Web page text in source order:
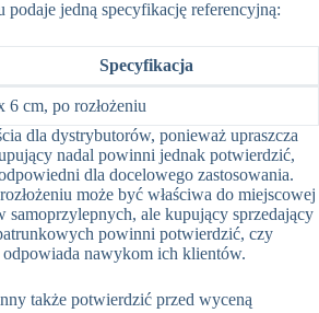
podaje jedną specyfikację referencyjną:
Specyfikacja
6 cm, po rozłożeniu
dla dystrybutorów, ponieważ upraszcza
nadal powinni jednak potwierdzić,
dla docelowego zastosowania.
może być właściwa do miejscowej
samoprzylepnych, ale kupujący sprzedający
powinni potwierdzić, czy
nawykom ich klientów.
także potwierdzić przed wyceną